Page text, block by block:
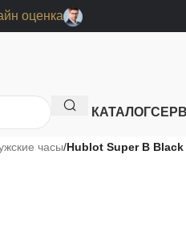
оценка
КАТАЛОГ
часы/Hublot Super B